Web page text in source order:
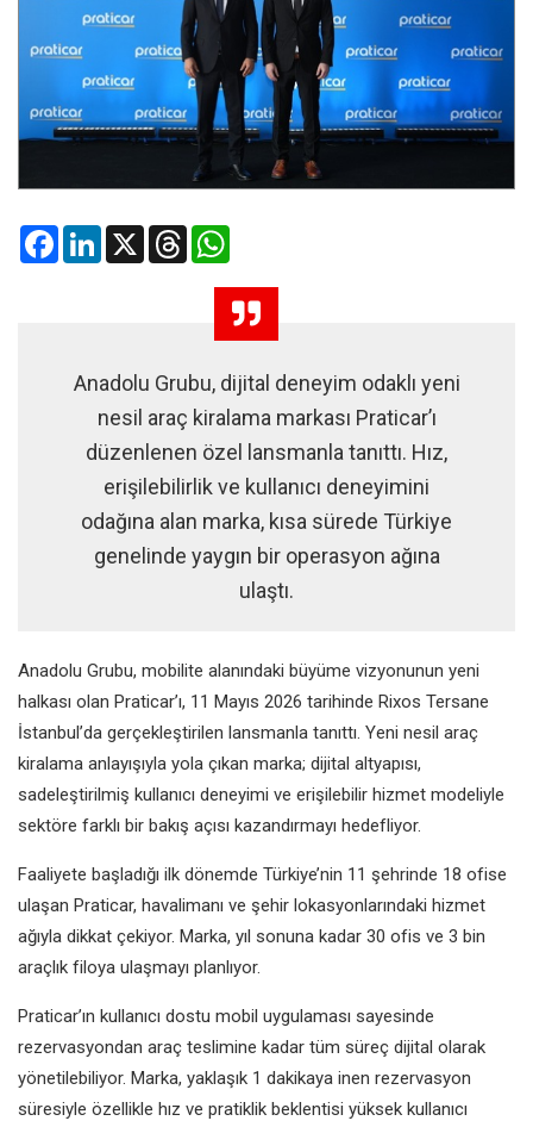
FacebookLinkedIn
X Threads
Anadolu Grubu, dijital deneyim odaklı yeni
nesil araç kiralama markası Praticar’ı
düzenlenen özel lansmanla tanıttı. Hız,
erişilebilirlik ve kullanıcı deneyimini
odağına alan marka, kısa sürede Türkiye
genelinde yaygın bir operasyon ağına
ulaştı.
Anadolu Grubu, mobilite alanındaki büyüme vizyonunun yeni
halkası olan Praticar’ı, 11 Mayıs 2026 tarihinde Rixos Tersane
İstanbul’da gerçekleştirilen lansmanla tanıttı. Yeni nesil araç
kiralama anlayışıyla yola çıkan marka; dijital altyapısı,
sadeleştirilmiş kullanıcı deneyimi ve erişilebilir hizmet modeliyle
sektöre farklı bir bakış açısı kazandırmayı hedefliyor.
Faaliyete başladığı ilk dönemde Türkiye’nin 11 şehrinde 18 ofise
ulaşan Praticar, havalimanı ve şehir lokasyonlarındaki hizmet
ağıyla dikkat çekiyor. Marka, yıl sonuna kadar 30 ofis ve 3 bin
araçlık filoya ulaşmayı planlıyor.
Praticar’ın kullanıcı dostu mobil uygulaması sayesinde
rezervasyondan araç teslimine kadar tüm süreç dijital olarak
yönetilebiliyor. Marka, yaklaşık 1 dakikaya inen rezervasyon
süresiyle özellikle hız ve pratiklik beklentisi yüksek kullanıcı